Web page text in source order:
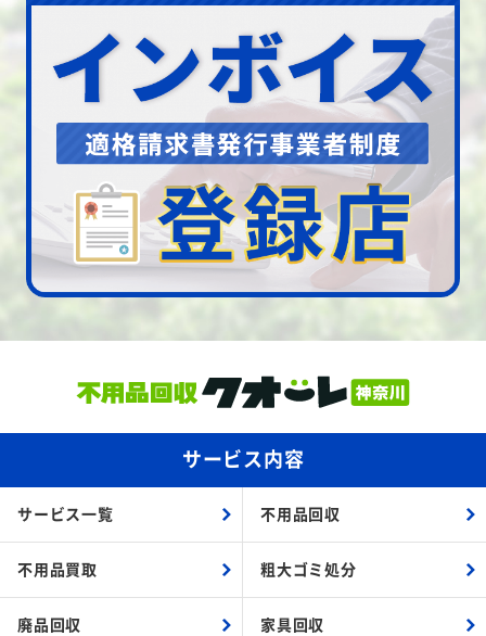
サービス内容
サービス一覧 不用品回収
不用品買取 粗大ゴミ処分
廃品回収 家具回収